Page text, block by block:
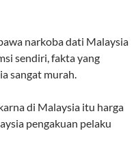
narkoba dati Malaysia
sendiri, fakta yang
sangat murah.
di Malaysia itu harga
pengakuan pelaku